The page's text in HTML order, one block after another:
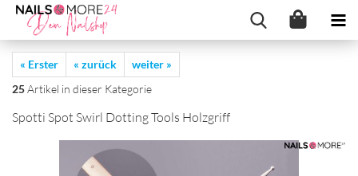
« Erster « zurück
weiter »
25Artikel in dieser Kategorie
Spot­ti Spot Swirl Dot­ting Tools Holz­griff